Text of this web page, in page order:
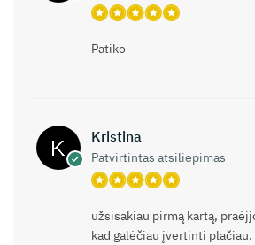
Patiko
Kristina
Patvirtintas atsiliepimas
užsisakiau pirmą kartą,
kad galėčiau įvertinti